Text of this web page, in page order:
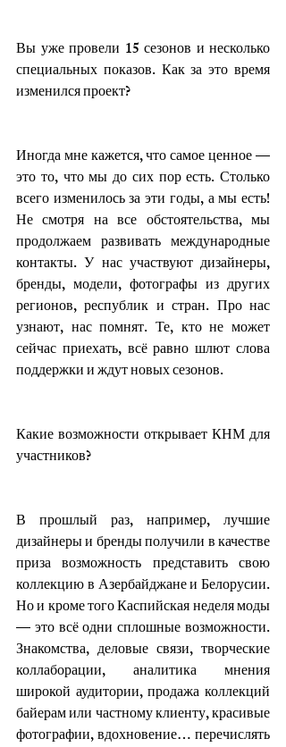
Вы уже провели 15 сезонов и несколько
специальных показов. Как за это время
изменился проект?
Иногда мне кажется, что самое ценное —
это то, что мы до сих пор есть. Столько
всего изменилось за эти годы, а мы есть!
Не смотря на все обстоятельства, мы
продолжаем развивать международные
контакты. У нас участвуют дизайнеры,
бренды, модели, фотографы из других
регионов, республик и стран. Про нас
узнают, нас помнят. Те, кто не может
сейчас приехать, всё равно шлют слова
поддержки и ждут новых сезонов.
Какие возможности открывает КНМ для
участников?
В прошлый раз, например, лучшие
дизайнеры и бренды получили в качестве
приза возможность представить свою
коллекцию в Азербайджане и Белорусии.
Но и кроме того Каспийская неделя моды
— это всё одни сплошные возможности.
Знакомства, деловые связи, творческие
коллаборации, аналитика мнения
широкой аудитории, продажа коллекций
байерам или частному клиенту, красивые
фотографии, вдохновение… перечислять